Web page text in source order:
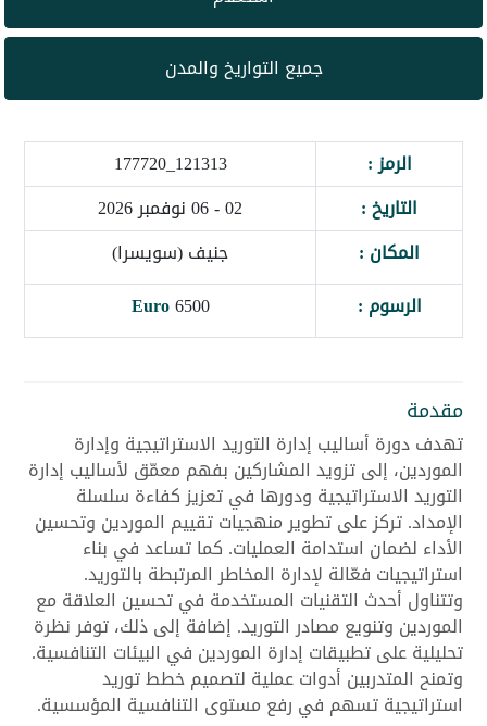
جميع التواريخ والمدن
الرمز :
121313_177720
التاريخ :
02 - 06 نوفمبر 2026
المكان :
جنيف (سويسرا)
الرسوم :
6500
Euro
مقدمة
تهدف دورة أساليب إدارة التوريد الاستراتيجية وإدارة
الموردين، إلى تزويد المشاركين بفهم معمّق لأساليب إدارة
التوريد الاستراتيجية ودورها في تعزيز كفاءة سلسلة
الإمداد. تركز على تطوير منهجيات تقييم الموردين وتحسين
الأداء لضمان استدامة العمليات. كما تساعد في بناء
استراتيجيات فعّالة لإدارة المخاطر المرتبطة بالتوريد.
وتتناول أحدث التقنيات المستخدمة في تحسين العلاقة مع
الموردين وتنويع مصادر التوريد. إضافة إلى ذلك، توفر نظرة
تحليلية على تطبيقات إدارة الموردين في البيئات التنافسية.
وتمنح المتدربين أدوات عملية لتصميم خطط توريد
استراتيجية تسهم في رفع مستوى التنافسية المؤسسية.